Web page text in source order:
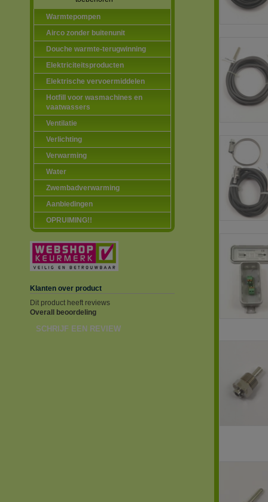
Warmtepompen
Airco zonder buitenunit
Douche warmte-terugwinning
Elektriciteitsproducten
Elektrische vervoermiddelen
Hotfill voor wasmachines en
vaatwassers
Ventilatie
Verlichting
Verwarming
Water
Zwembadverwarming
Aanbiedingen
OPRUIMING!!
Klanten over product
Dit product heeft reviews
Overall beoordeling
SCHRIJF EEN REVIEW